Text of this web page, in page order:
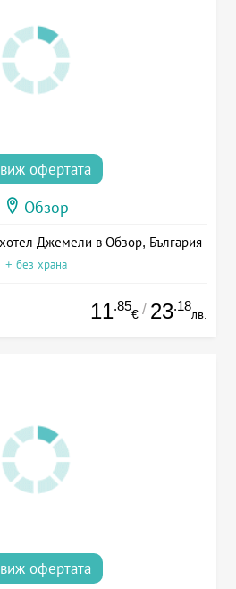
виж офертата
Обзор
Джемели в Обзор, България
+ без храна
11.85
€ / 23.18
лв.
виж офертата